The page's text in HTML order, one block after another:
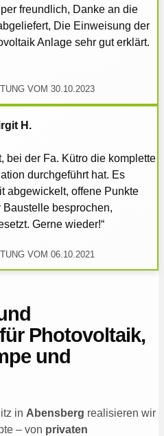
freundlich, Danke an die
Die Einweisung der
Anlage sehr gut erklärt.
VOM 30.10.2023
H.
bei der Fa. Kütro die komplette
durchgeführt hat. Es
abgewickelt, offene Punkte
Baustelle besprochen,
Gerne wieder!“
VOM 06.10.2021
Photovoltaik,
und
in Abensberg realisieren wir
– von privaten